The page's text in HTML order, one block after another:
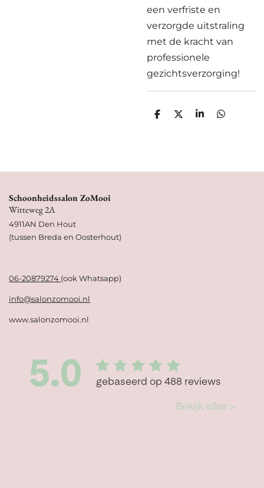
een verfriste en
verzorgde uitstraling
met de kracht van
professionele
gezichtsverzorging!
D
D
S
D
Schoonheidssalon ZoMooi
Witteweg 2A
4911AN Den Hout
(tussen Breda en Oosterhout)
06-20879274 (ook Whatsapp)
info@salonzomooi.nl
www.salonzomooi.nl